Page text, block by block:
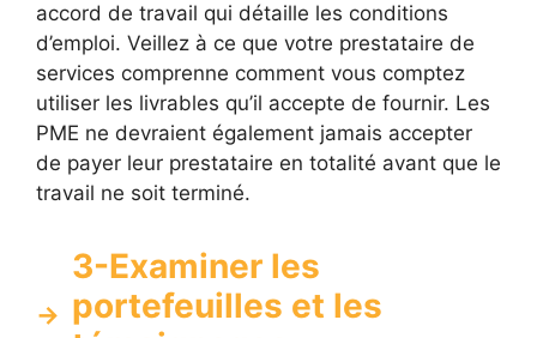
accord de travail qui détaille les conditions
d’emploi. Veillez à ce que votre prestataire de
services comprenne comment vous comptez
utiliser les livrables qu’il accepte de fournir. Les
PME ne devraient également jamais accepter
de payer leur prestataire en totalité avant que le
travail ne soit terminé.
3-Examiner les
portefeuilles et les